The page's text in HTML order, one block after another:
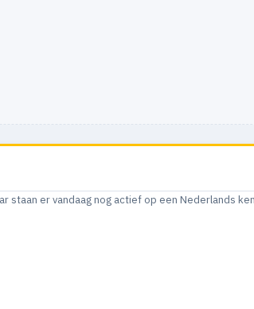
staan er vandaag nog actief op een Nederlands